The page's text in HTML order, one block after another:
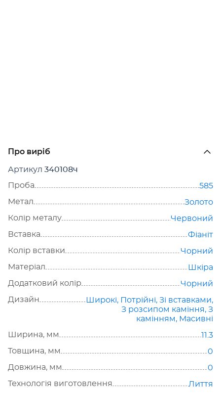
Про виріб
Артикул 340108ч
Проба
585
Метал
Золото
Колір металу
Червоний
Вставка
Фіаніт
Колір вставки
Чорний
Матеріал
Шкіра
Додатковий колір
Чорний
Дизайн
Широкі, Потрійні, Зі вставками,
З розсипом каміння, З
камінням, Масивні
Ширина, мм
11.3
Товщина, мм
0
Довжина, мм
0
Технологія виготовлення
Лиття